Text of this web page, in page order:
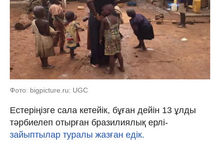
Фото: bigpicture.ru: UGC
Естеріңізге сала кетейік, бұған дейін 13 ұлды
тәрбиелеп отырған бразилиялық ерлі-
зайыптылар туралы жазған едік.